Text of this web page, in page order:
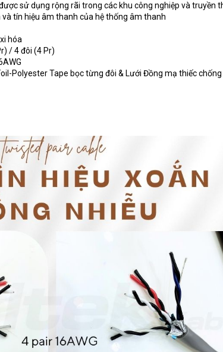
sử dụng rộng rãi trong các khu công nghiệp và truyền
tín hiệu âm thanh của hệ thống âm thanh
hóa
/ 4 đôi (4 Pr)
Polyester Tape bọc từng đôi & Lưới Đồng mạ thiếc